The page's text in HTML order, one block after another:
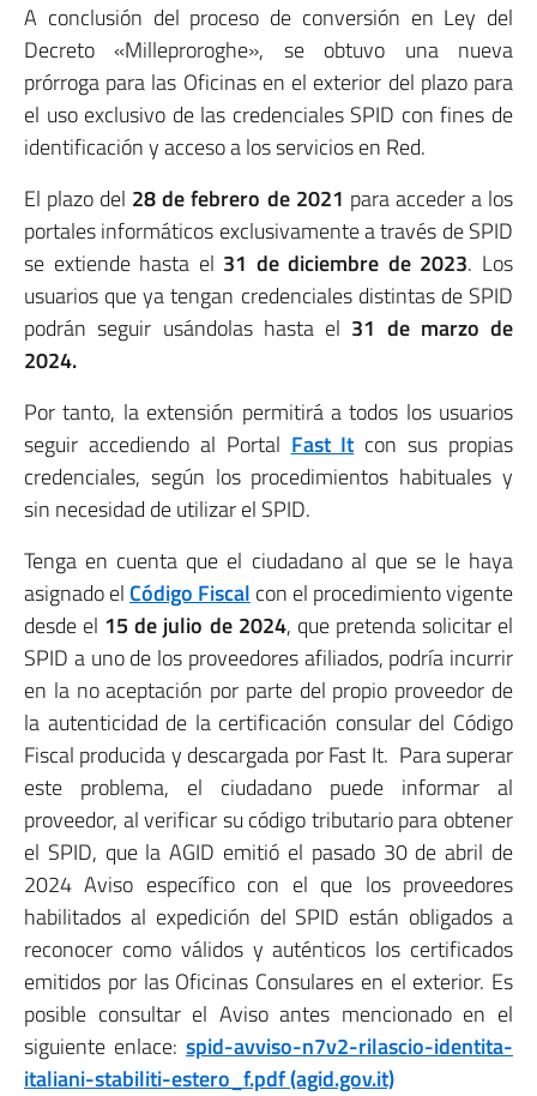
A conclusión del proceso de conversión en Ley del
Decreto «Milleproroghe», se obtuvo una nueva
prórroga para las Oficinas en el exterior del plazo para
el uso exclusivo de las credenciales SPID con fines de
identificación y acceso a los servicios en Red.
El plazo del 28 de febrero de 2021 para acceder a los
portales informáticos exclusivamente a través de SPID
se extiende hasta el 31 de diciembre de 2023. Los
usuarios que ya tengan credenciales distintas de SPID
podrán seguir usándolas hasta el 31 de marzo de
2024.
Por tanto, la extensión permitirá a todos los usuarios
seguir accediendo al Portal Fast It con sus propias
credenciales, según los procedimientos habituales y
sin necesidad de utilizar el SPID.
Tenga en cuenta que el ciudadano al que se le haya
asignado el Código Fiscal con el procedimiento vigente
desde el 15 de julio de 2024, que pretenda solicitar el
SPID a uno de los proveedores afiliados, podría incurrir
en la no aceptación por parte del propio proveedor de
la autenticidad de la certificación consular del Código
Fiscal producida y descargada por Fast It. Para superar
este problema, el ciudadano puede informar al
proveedor, al verificar su código tributario para obtener
el SPID, que la AGID emitió el pasado 30 de abril de
2024 Aviso específico con el que los proveedores
habilitados al expedición del SPID están obligados a
reconocer como válidos y auténticos los certificados
emitidos por las Oficinas Consulares en el exterior. Es
posible consultar el Aviso antes mencionado en el
siguiente enlace: spid-avviso-n7v2-rilascio-identita-
italiani-stabiliti-estero_f.pdf (agid.gov.it)